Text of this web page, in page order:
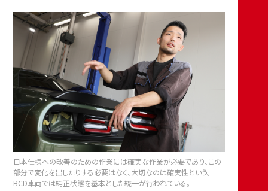
日本仕様への改善のための作業には確実な作業が必要であり、この
部分で変化を出したりする必要はなく、大切なのは確実性という。
BCD車両では純正状態を基本とした統一が行われている。